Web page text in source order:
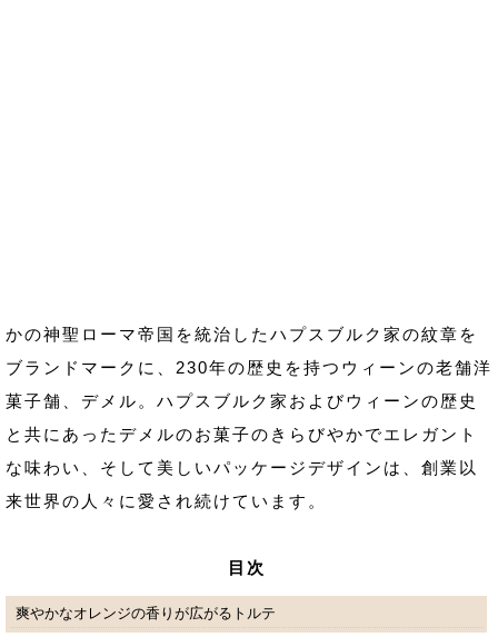
かの神聖ローマ帝国を統治したハプスブルク家の紋章を
ブランドマークに、230年の歴史を持つウィーンの老舗洋
菓子舗、デメル。ハプスブルク家およびウィーンの歴史
と共にあったデメルのお菓子のきらびやかでエレガント
な味わい、そして美しいパッケージデザインは、創業以
来世界の人々に愛され続けています。
目次
爽やかなオレンジの香りが広がるトルテ